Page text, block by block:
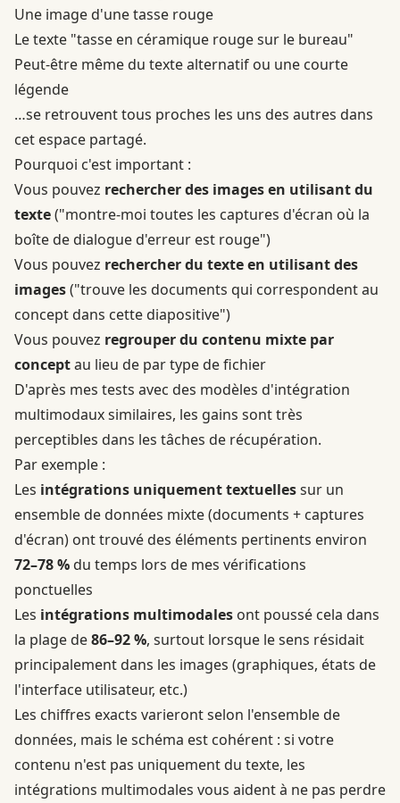
Une image d'une tasse rouge
Le texte "tasse en céramique rouge sur le bureau"
Peut-être même du texte alternatif ou une courte
légende
…se retrouvent tous proches les uns des autres dans
cet espace partagé.
Pourquoi c'est important :
Vous pouvez rechercher des images en utilisant du
texte("montre-moi toutes les captures d'écran où la
boîte de dialogue d'erreur est rouge")
Vous pouvez rechercher du texte en utilisant des
images("trouve les documents qui correspondent au
concept dans cette diapositive")
Vous pouvez regrouper du contenu mixte par
conceptau lieu de par type de fichier
D'après mes tests avec des modèles d'intégration
multimodaux similaires, les gains sont très
perceptibles dans les tâches de récupération.
Par exemple :
Les intégrations uniquement textuellessur un
ensemble de données mixte (documents + captures
d'écran) ont trouvé des éléments pertinents environ
72–78 %du temps lors de mes vérifications
ponctuelles
Les intégrations multimodales ont poussé cela dans
la plage de86–92 %, surtout lorsque le sens résidait
principalement dans les images (graphiques, états de
l'interface utilisateur, etc.)
Les chiffres exacts varieront selon l'ensemble de
données, mais le schéma est cohérent : si votre
contenu n'est pas uniquement du texte, les
intégrations multimodales vous aident à ne pas perdre